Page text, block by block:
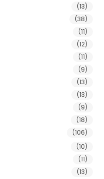
(13)
(38)
(11)
(12)
(11)
(9)
(13)
(13)
(9)
(18)
(106)
(10)
(11)
(13)